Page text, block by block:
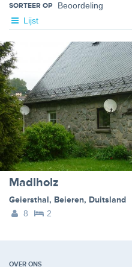
SORTEER OP
Lijst
Madlholz
Geiersthal, Beieren, Duitsland
8 2
OVER ONS